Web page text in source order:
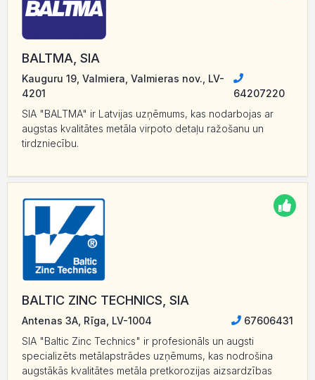
BALTMA, SIA
Kauguru 19, Valmiera, Valmieras nov., LV-
4201
64207220
SIA "BALTMA" ir Latvijas uzņēmums, kas nodarbojas ar
augstas kvalitātes metāla virpoto detaļu ražošanu un
tirdzniecību.
BALTIC ZINC TECHNICS, SIA
Antenas 3A, Rīga, LV-1004
67606431
SIA "Baltic Zinc Technics" ir profesionāls un augsti
specializēts metālapstrādes uzņēmums, kas nodrošina
augstākās kvalitātes metāla pretkorozijas aizsardzības